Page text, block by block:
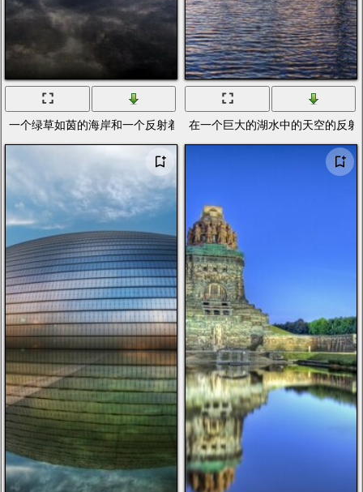
一个绿草如茵的海岸和一个反射着多云天空的湖在一个巨大的湖水中的天空的反射